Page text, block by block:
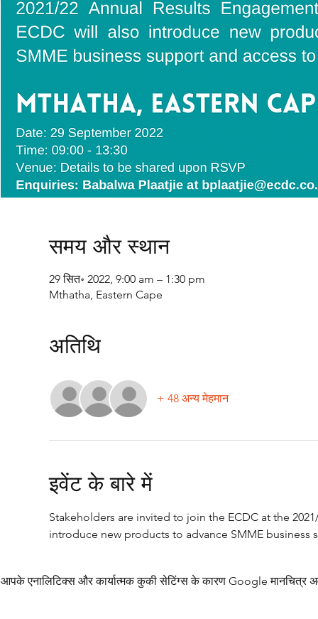
समय और स्थान
29 सित॰ 2022, 9:00 am – 1:30 pm
Mthatha, Eastern Cape
अतिथि
+ 48 अन्य मेहमान
इवेंट के बारे में
Stakeholders are invited to join the ECDC at the
introduce new products to advance SMME business
आपके एनालिटिक्स और कार्यात्मक कुकी सेटिंग्स के कारण Google मानचित्र